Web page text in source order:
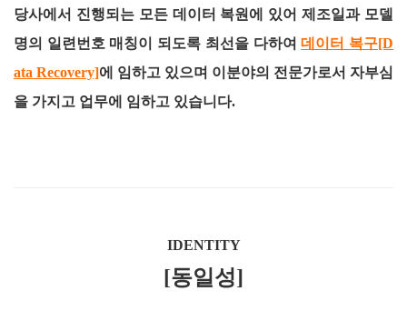
당사에서 진행되는 모든 데이터 복원에 있어 제조일과 모델
명의 일련번호 매칭이 되도록 최선을 다하여데이터 복구[D
ata Recovery]에 임하고 있으며 이분야의 전문가로서 자부심
을 가지고 업무에 임하고 있습니다.
IDENTITY
[동일성]